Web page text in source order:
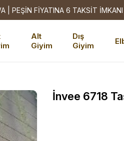
| PEŞİN FİYATINA 6 TAKSİT İMKANI
Alt
Giyim
Dış
Giyim
İnvee 6718